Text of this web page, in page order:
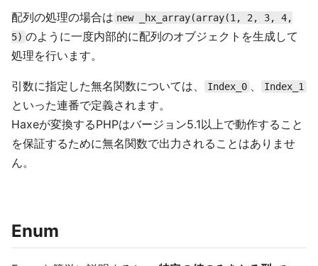
配列の処理の場合は new _hx_array(array(1, 2, 3, 4,
5) のように一度内部的に配列のオブジェクトを生成して
処理を行います。
引数に指定した無名関数については、 Index_0 、 Index_1
といった連番で定義されます。
Haxeが変換するPHPはバージョン5.1以上で動作すること
を保証するために無名関数で出力されることはありませ
ん。
Enum